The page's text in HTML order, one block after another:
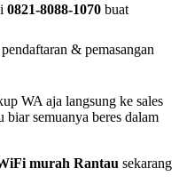
0821-8088-1070 buat
& pemasangan
WA aja langsung ke sales
semuanya beres dalam
murah Rantau sekarang